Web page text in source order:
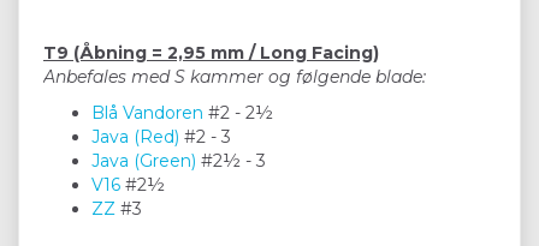
T9 (Åbning = 2,95 mm / Long Facing)
Anbefales med S kammer og følgende blade:
Blå Vandoren #2 - 2½
Java (Red) #2 - 3
Java (Green) #2½ - 3
V16 #2½
ZZ #3